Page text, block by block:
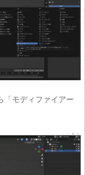
「モディファイアー